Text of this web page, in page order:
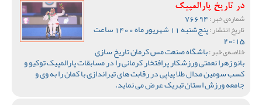
در تاریخ پارالمپیک
شماره‌ی خبر :
تاریخ انتشار : پنج‌شنبه 11 شهریور ماه 1400 ساعت
20:15
خلاصه‌ی خبر :باشگاه صنعت مس کرمان تاریخ سازی
بانو زهرا نعمتی ورزشکار پرافتخار کرمانی را در مسابقات پارالمپیک توکیو و
کسب سومین مدال طلا پیاپی در رقابت های تیراندازی با کمان را به وی و
جامعه ورزش استان تبریک عرض می نماید.